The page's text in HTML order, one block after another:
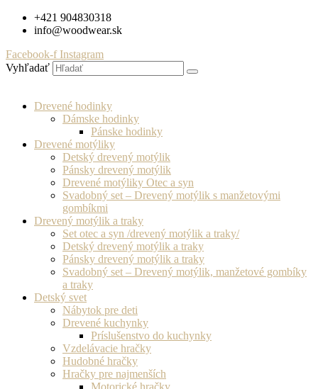
Preskočiť+421 904830318
info@woodwear.sk
Facebook-f Instagram
Vyhľadať
Drevené hodinky
Dámske hodinky
Pánske hodinky
Drevené motýliky
Detský drevený motýlik
Pánsky drevený motýlik
Drevené motýliky Otec a syn
Svadobný set – Drevený motýlik s manžetovými
gombíkmi
Drevený motýlik a traky
Set otec a syn /drevený motýlik a traky/
Detský drevený motýlik a traky
Pánsky drevený motýlik a traky
Svadobný set – Drevený motýlik, manžetové gombíky
a traky
Detský svet
Nábytok pre deti
Drevené kuchynky
Príslušenstvo do kuchynky
Vzdelávacie hračky
Hudobné hračky
Hračky pre najmenších
Motorické hračky